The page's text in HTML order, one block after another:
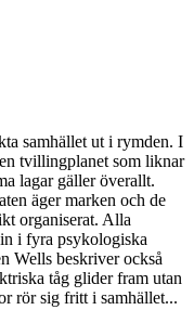
samhället ut i rymden. I
tvillingplanet som liknar
lagar gäller överallt.
äger marken och de
organiserat. Alla
i fyra psykologiska
Wells beskriver också
tåg glider fram utan
rör sig fritt i samhället...